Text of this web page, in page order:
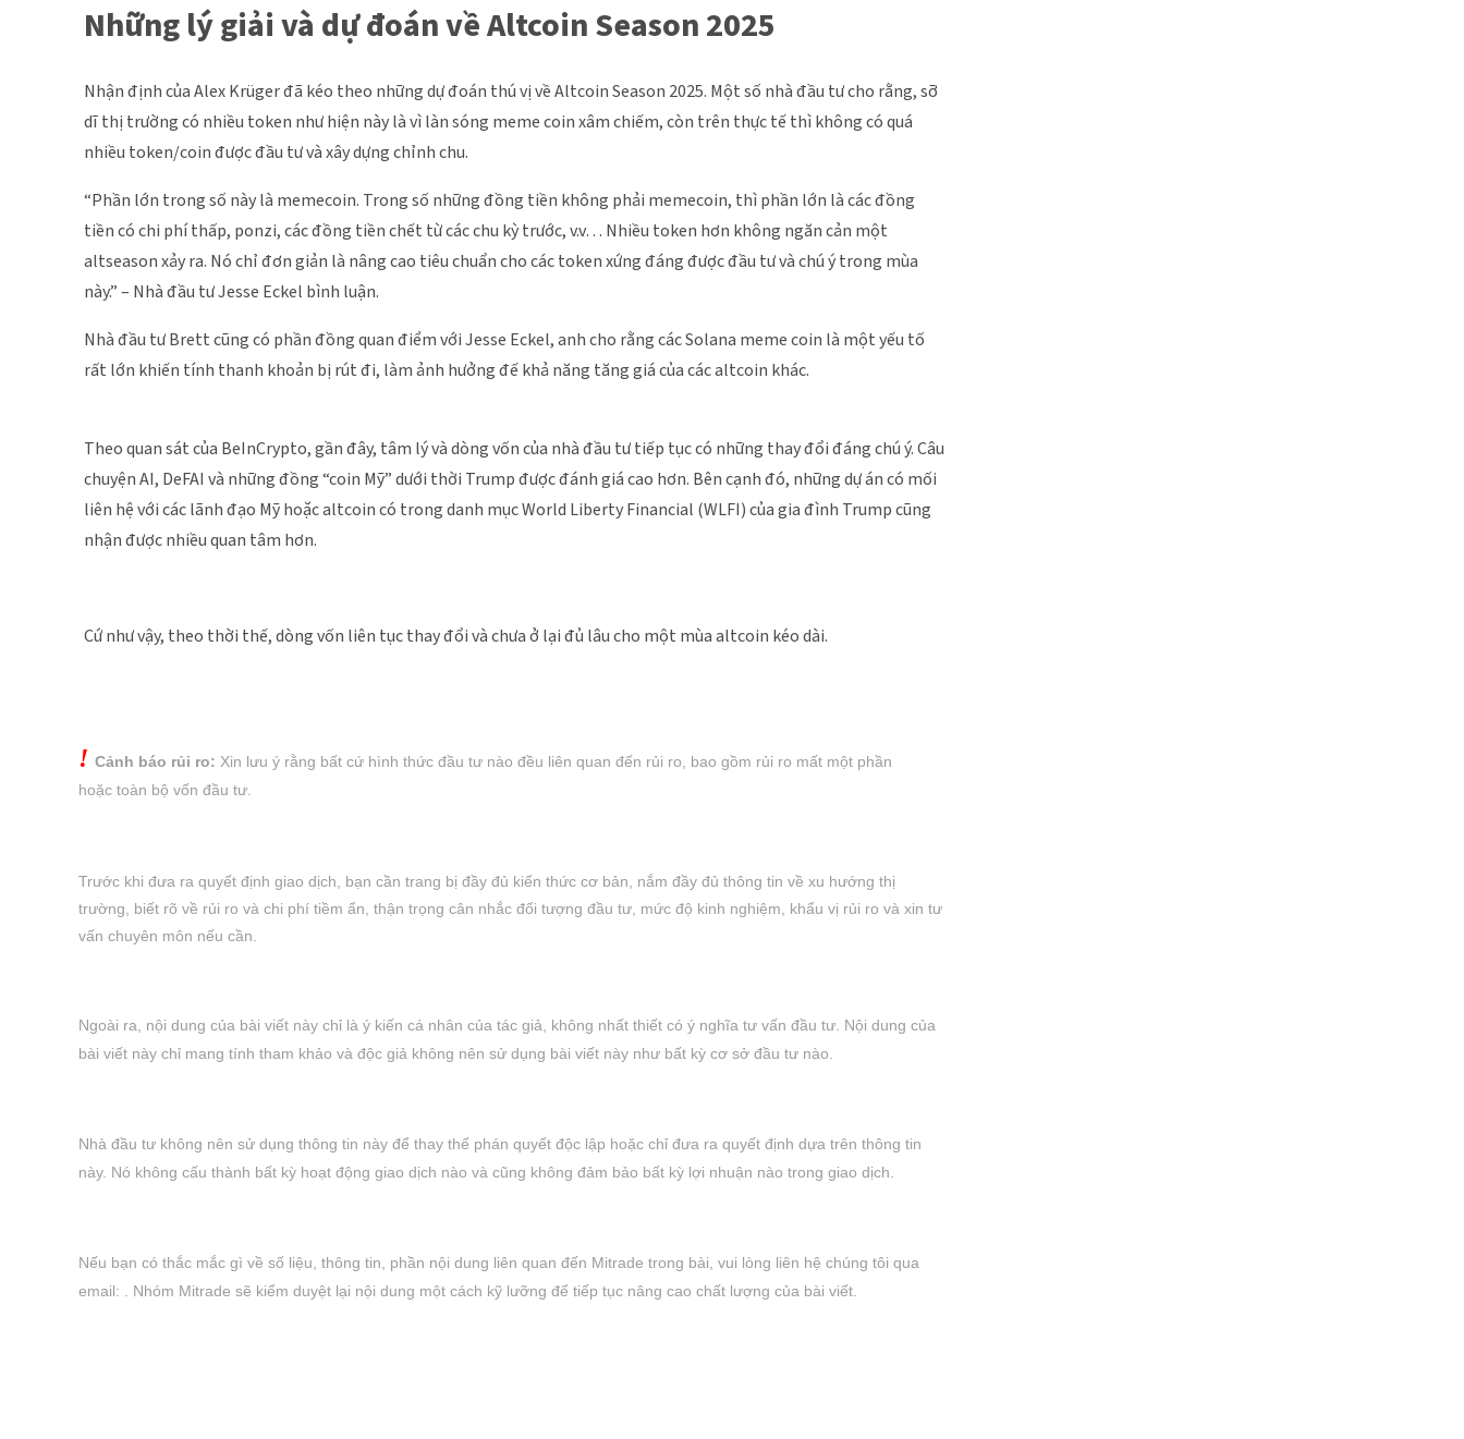
Những lý giải và dự đoán về Altcoin Season 2025
Nhận định của Alex Krüger đã kéo theo những dự đoán thú vị về Altcoin Season 2025. Một số nhà đầu tư cho rằng, sỡ
dĩ thị trường có nhiều token như hiện này là vì làn sóng meme coin xâm chiếm, còn trên thực tế thì không có quá
nhiều token/coin được đầu tư và xây dựng chỉnh chu.
“Phần lớn trong số này là memecoin. Trong số những đồng tiền không phải memecoin, thì phần lớn là các đồng
tiền có chi phí thấp, ponzi, các đồng tiền chết từ các chu kỳ trước, v.v… Nhiều token hơn không ngăn cản một
altseason xảy ra. Nó chỉ đơn giản là nâng cao tiêu chuẩn cho các token xứng đáng được đầu tư và chú ý trong mùa
này.” – Nhà đầu tư Jesse Eckel bình luận.
Nhà đầu tư Brett cũng có phần đồng quan điểm với Jesse Eckel, anh cho rằng các Solana meme coin là một yếu tố
rất lớn khiến tính thanh khoản bị rút đi, làm ảnh hưởng đế khả năng tăng giá của các altcoin khác.
Theo quan sát của BeInCrypto, gần đây, tâm lý và dòng vốn của nhà đầu tư tiếp tục có những thay đổi đáng chú ý. Câu
chuyện AI, DeFAI và những đồng “coin Mỹ” dưới thời Trump được đánh giá cao hơn. Bên cạnh đó, những dự án có mối
liên hệ với các lãnh đạo Mỹ hoặc altcoin có trong danh mục World Liberty Financial (WLFI) của gia đình Trump cũng
nhận được nhiều quan tâm hơn.
Cứ như vậy, theo thời thế, dòng vốn liên tục thay đổi và chưa ở lại đủ lâu cho một mùa altcoin kéo dài.
! Cảnh báo rủi ro: Xin lưu ý rằng bất cứ hình thức đầu tư nào đều liên quan đến rủi ro, bao gồm rủi ro mất một phần
hoặc toàn bộ vốn đầu tư.
Trước khi đưa ra quyết định giao dịch, bạn cần trang bị đầy đủ kiến thức cơ bản, nắm đầy đủ thông tin về xu hướng thị
trường, biết rõ về rủi ro và chi phí tiềm ẩn, thận trọng cân nhắc đối tượng đầu tư, mức độ kinh nghiệm, khẩu vị rủi ro và xin tư
vấn chuyên môn nếu cần.
Ngoài ra, nội dung của bài viết này chỉ là ý kiến cá nhân của tác giả, không nhất thiết có ý nghĩa tư vấn đầu tư. Nội dung của
bài viết này chỉ mang tính tham khảo và độc giả không nên sử dụng bài viết này như bất kỳ cơ sở đầu tư nào.
Nhà đầu tư không nên sử dụng thông tin này để thay thế phán quyết độc lập hoặc chỉ đưa ra quyết định dựa trên thông tin
này. Nó không cấu thành bất kỳ hoạt động giao dịch nào và cũng không đảm bảo bất kỳ lợi nhuận nào trong giao dịch.
Nếu bạn có thắc mắc gì về số liệu, thông tin, phần nội dung liên quan đến Mitrade trong bài, vui lòng liên hệ chúng tôi qua
email: . Nhóm Mitrade sẽ kiểm duyệt lại nội dung một cách kỹ lưỡng để tiếp tục nâng cao chất lượng của bài viết.